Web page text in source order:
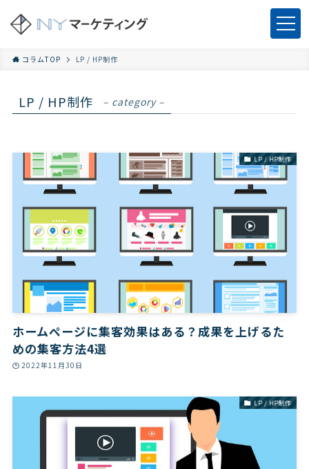
コラムTOP LP / HP制作
LP / HP制作 – category –
LP / HP制作
ホームページに集客効果はある？成果を上げるた
めの集客方法4選
2022年11月30日
LP / HP制作